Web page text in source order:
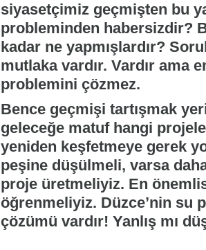
siyasetçimiz geçmişten bu
probleminden habersizdir?
kadar ne yapmışlardır?
mutlaka vardır. Vardır ama
problemini çözmez.
Bence geçmişi tartışmak
geleceğe matuf hangi
yeniden keşfetmeye gerek
peşine düşülmeli, varsa
proje üretmeliyiz. En
öğrenmeliyiz. Düzce’nin su
çözümü vardır! Yanlış mı